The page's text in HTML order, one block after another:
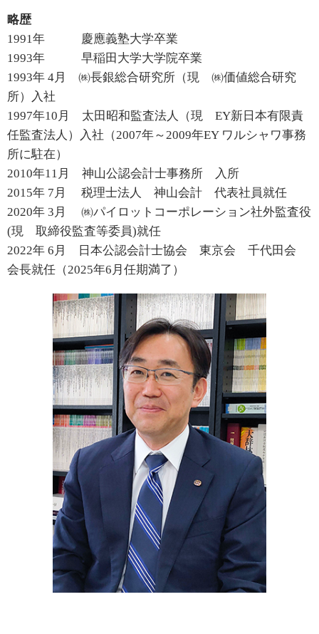
略歴
1991年 慶應義塾大学卒業
1993年 早稲田大学大学院卒業
1993年 4月 ㈱長銀総合研究所（現 ㈱価値総合研究
所）入社
1997年10月 太田昭和監査法人（現 EY新日本有限責
任監査法人）入社（2007年～2009年EY ワルシャワ事務
所に駐在）
2010年11月 神山公認会計士事務所 入所
2015年 7月 税理士法人 神山会計 代表社員就任
2020年 3月 ㈱パイロットコーポレーション社外監査役
(現 取締役監査等委員)就任
2022年 6月 日本公認会計士協会 東京会 千代田会
会長就任（2025年6月任期満了）